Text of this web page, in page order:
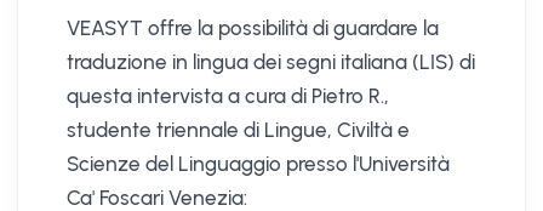
VEASYT offre la possibilità di guardare la
traduzione in lingua dei segni italiana (LIS) di
questa intervista a cura di Pietro R.,
studente triennale di Lingue, Civiltà e
Scienze del Linguaggio presso l'Università
Ca' Foscari Venezia: